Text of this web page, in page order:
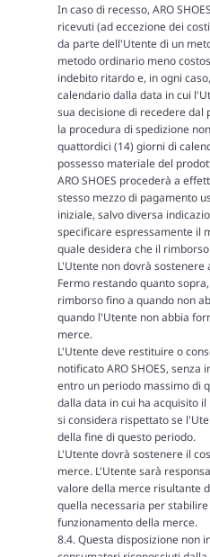
In caso di recesso, ARO
ricevuti (ad eccezione dei
da parte dell'Utente di un
metodo ordinario meno
indebito ritardo e, in ogni
calendario dalla data in cui
sua decisione di recedere dal
la procedura di spedizione
quattordici (14) giorni di
possesso materiale del
ARO SHOES procederà a
stesso mezzo di pagamento
iniziale, salvo diversa
specificare espressamente il
quale desidera che il
L'Utente non dovrà
Fermo restando quanto
rimborso fino a quando non
quando l'Utente non abbia
merce.
L'Utente deve restituire o
notificato ARO SHOES,
entro un periodo massimo di
dalla data in cui ha acquisito
si considera rispettato se
della fine di questo periodo.
L'Utente dovrà sostenere il
merce. L'Utente sarà
valore della merce risultante
quella necessaria per
funzionamento della merce.
8.4. Questa disposizione non